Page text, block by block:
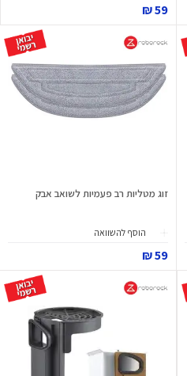
59 ₪
זוג מטליות רב פעמיות לשואב אבק
הוסף להשוואה
59 ₪